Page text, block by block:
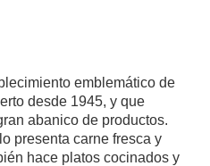
emblemático de
desde 1945, y que
abanico de productos.
presenta carne fresca y
hace platos cocinados y